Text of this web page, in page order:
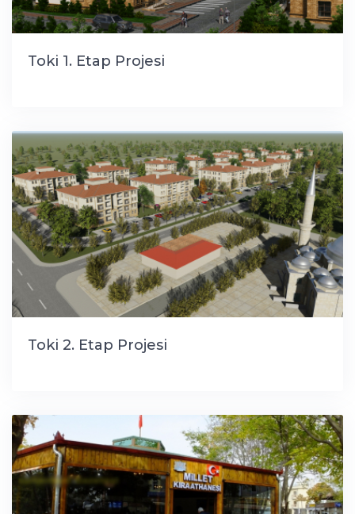
Toki 1. Etap Projesi
Toki 2. Etap Projesi